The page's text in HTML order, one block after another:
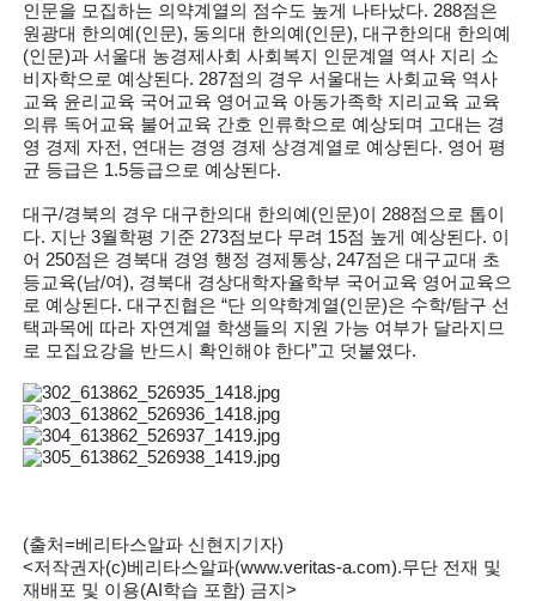
인문을 모집하는 의약계열의 점수도 높게 나타났다. 288점은
원광대 한의예(인문), 동의대 한의예(인문), 대구한의대 한의예
(인문)과 서울대 농경제사회 사회복지 인문계열 역사 지리 소
비자학으로 예상된다. 287점의 경우 서울대는 사회교육 역사
교육 윤리교육 국어교육 영어교육 아동가족학 지리교육 교육
의류 독어교육 불어교육 간호 인류학으로 예상되며 고대는 경
영 경제 자전, 연대는 경영 경제 상경계열로 예상된다. 영어 평
균 등급은 1.5등급으로 예상된다.
대구/경북의 경우 대구한의대 한의예(인문)이 288점으로 톱이
다. 지난 3월학평 기준 273점보다 무려 15점 높게 예상된다. 이
어 250점은 경북대 경영 행정 경제통상, 247점은 대구교대 초
등교육(남/여), 경북대 경상대학자율학부 국어교육 영어교육으
로 예상된다. 대구진협은 “단 의약학계열(인문)은 수학/탐구 선
택과목에 따라 자연계열 학생들의 지원 가능 여부가 달라지므
로 모집요강을 반드시 확인해야 한다”고 덧붙였다.
(출처=베리타스알파 신현지 기자)
<저작권자(c)베리타스알파(www.veritas-a.com).무단 전재 및
재배포 및 이용(AI학습 포함) 금지>